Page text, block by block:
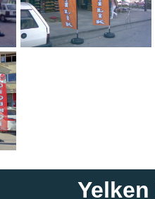
Yelken